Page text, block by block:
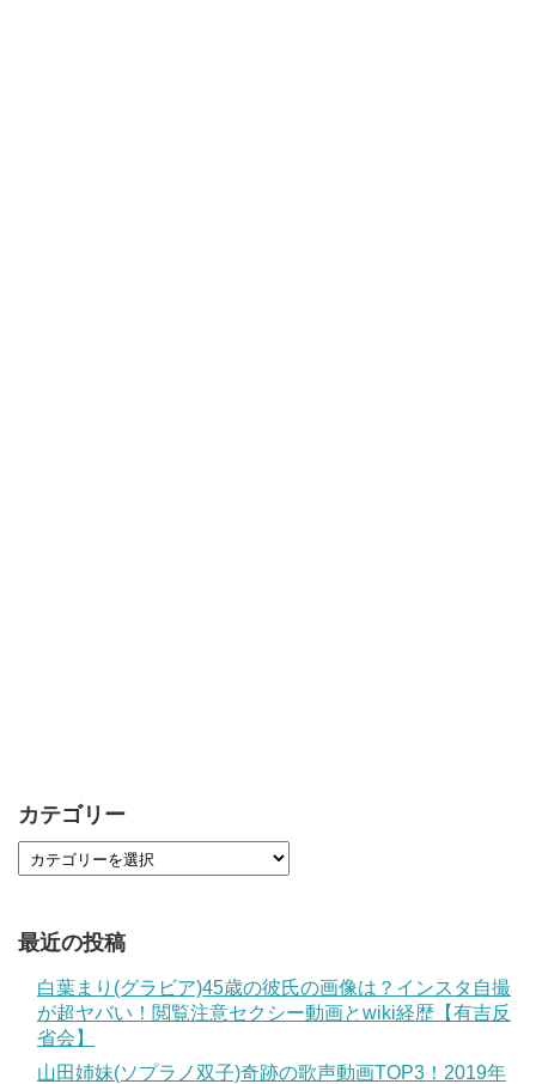
カテゴリー
最近の投稿
白葉まり(グラビア)45歳の彼氏の画像は？インスタ自撮
が超ヤバい！閲覧注意セクシー動画とwiki経歴【有吉反
省会】
山田姉妹(ソプラノ双子)奇跡の歌声動画TOP3！2019年